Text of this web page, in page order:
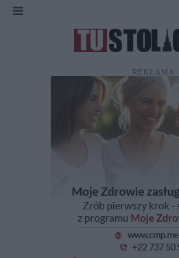
REKLAMA